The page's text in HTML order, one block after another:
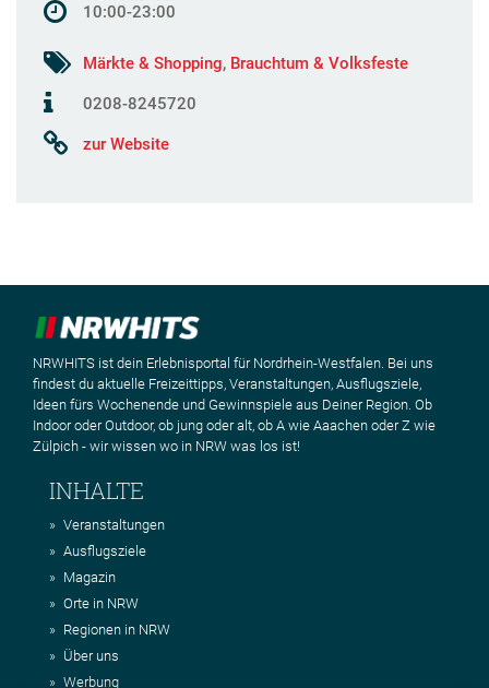
10:00-23:00
Märkte & Shopping, Brauchtum & Volksfeste
0208-8245720
zur Website
NRWHITS ist dein Erlebnisportal für Nordrhein-Westfalen. Bei uns
findest du aktuelle Freizeittipps, Veranstaltungen, Ausflugsziele,
Ideen fürs Wochenende und Gewinnspiele aus Deiner Region. Ob
Indoor oder Outdoor, ob jung oder alt, ob A wie Aaachen oder Z wie
Zülpich - wir wissen wo in NRW was los ist!
INHALTE
Veranstaltungen
Ausflugsziele
Magazin
Orte in NRW
Regionen in NRW
Über uns
Werbung